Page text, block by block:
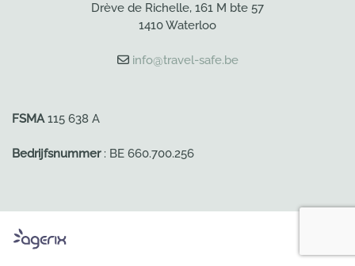
Drève de Richelle, 161 M bte 57
1410 Waterloo
info@travel-safe.be
FSMA115 638 A
Bedrijfsnummer: BE 660.700.256